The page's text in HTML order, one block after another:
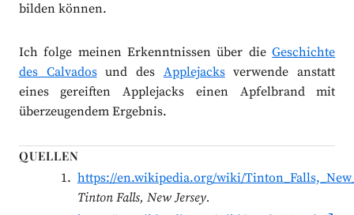
bilden können.
Ich folge meinen Erkenntnissen über dieGeschichte
des Calvadosund des Applejacksverwende anstatt
eines gereiften Applejacks einen Apfelbrand mit
überzeugendem Ergebnis.
QUELLEN
https://en.wikipedia.org/wiki/
Tinton Falls, New Jersey.